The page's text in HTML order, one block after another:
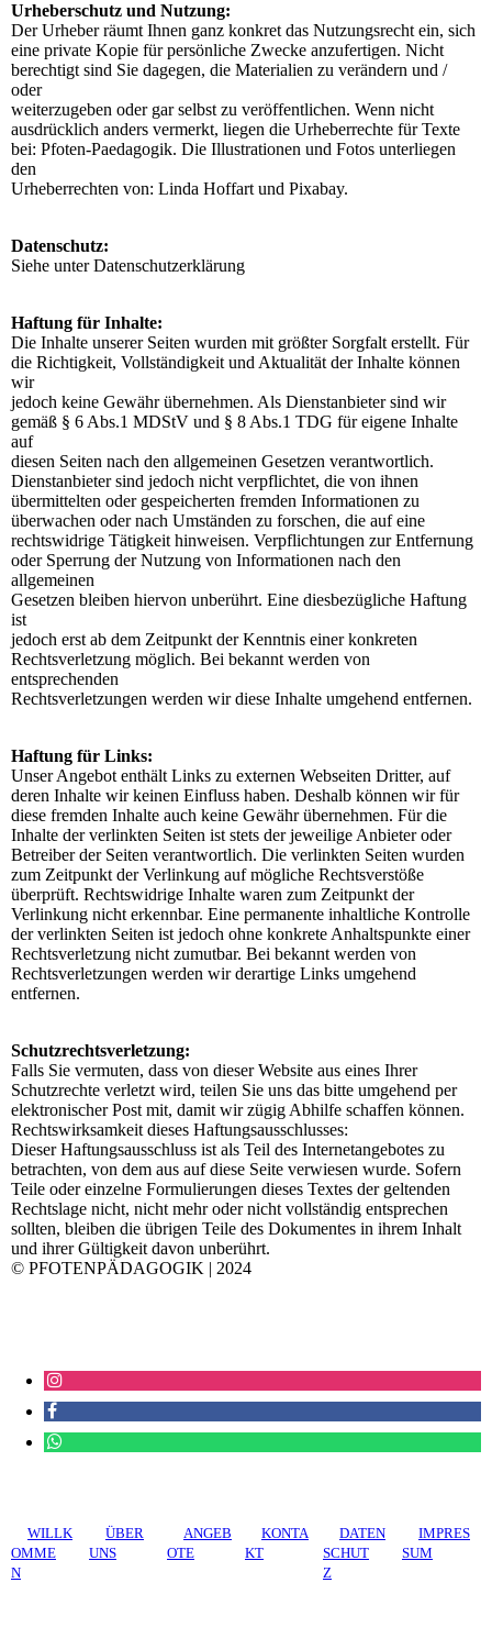
Urheberschutz und Nutzung:
Der Urheber räumt Ihnen ganz konkret das Nutzungsrecht ein, sich
eine private Kopie für persönliche Zwecke anzufertigen. Nicht
berechtigt sind Sie dagegen, die Materialien zu verändern und /
oder
weiterzugeben oder gar selbst zu veröffentlichen. Wenn nicht
ausdrücklich anders vermerkt, liegen die Urheberrechte für Texte
bei: Pfoten-Paedagogik. Die Illustrationen und Fotos unterliegen
den
Urheberrechten von: Linda Hoffart und Pixabay.
Datenschutz:
Siehe unter Datenschutzerklärung
Haftung für Inhalte:
Die Inhalte unserer Seiten wurden mit größter Sorgfalt erstellt. Für
die Richtigkeit, Vollständigkeit und Aktualität der Inhalte können
wir
jedoch keine Gewähr übernehmen. Als Dienstanbieter sind wir
gemäß § 6 Abs.1 MDStV und § 8 Abs.1 TDG für eigene Inhalte
auf
diesen Seiten nach den allgemeinen Gesetzen verantwortlich.
Dienstanbieter sind jedoch nicht verpflichtet, die von ihnen
übermittelten oder gespeicherten fremden Informationen zu ​
überwachen oder nach Umständen zu forschen, die auf eine
rechtswidrige Tätigkeit hinweisen. Verpflichtungen zur Entfernung
oder Sperrung der Nutzung von Informationen nach den
allgemeinen
Gesetzen bleiben hiervon unberührt. Eine diesbezügliche Haftung
ist
jedoch erst ab dem Zeitpunkt der Kenntnis einer konkreten
Rechtsverletzung möglich. Bei bekannt werden von
entsprechenden
Rechtsverletzungen werden wir diese Inhalte umgehend entfernen.
Haftung für Links:
Unser Angebot enthält Links zu externen Webseiten Dritter, auf
deren Inhalte wir keinen Einfluss haben. Deshalb können wir für
diese fremden Inhalte auch keine Gewähr übernehmen. Für die
Inhalte der verlinkten Seiten ist stets der jeweilige Anbieter oder
Betreiber der Seiten verantwortlich. Die verlinkten Seiten wurden
zum Zeitpunkt der Verlinkung auf mögliche Rechtsverstöße
überprüft. Rechtswidrige Inhalte waren zum Zeitpunkt der
Verlinkung nicht erkennbar. Eine permanente inhaltliche Kontrolle
der verlinkten Seiten ist jedoch ohne konkrete Anhaltspunkte einer
Rechtsverletzung nicht zumutbar. Bei bekannt werden von
Rechtsverletzungen werden wir derartige Links umgehend
entfernen.
Schutzrechtsverletzung:
Falls Sie vermuten, dass von dieser Website aus eines Ihrer
Schutzrechte verletzt wird, teilen Sie uns das bitte umgehend per
elektronischer Post mit, damit wir zügig Abhilfe schaffen können.
Rechtswirksamkeit dieses Haftungsausschlusses:
Dieser Haftungsausschluss ist als Teil des Internetangebotes zu
betrachten, von dem aus auf diese Seite verwiesen wurde. Sofern
Teile oder einzelne Formulierungen dieses Textes der geltenden
Rechtslage nicht, nicht mehr oder nicht vollständig entsprechen
sollten, bleiben die übrigen Teile des Dokumentes in ihrem Inhalt
und ihrer Gültigkeit davon unberührt.​
© PFOTENPÄDAGOGIK | 2024
WILLK
OMME
N
ÜBER
UNS
ANGEB
OTE
KONTA
KT
DATEN
SCHUT
Z
IMPRES
SUM